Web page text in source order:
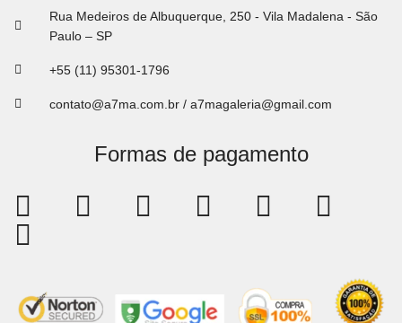
Rua Medeiros de Albuquerque, 250 - Vila Madalena - São
Paulo – SP
+55 (11) 95301-1796
contato@a7ma.com.br / a7magaleria@gmail.com
Formas de pagamento